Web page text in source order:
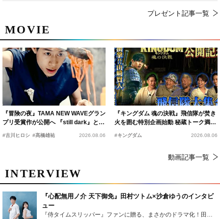
MOVIE
『冒険の夜』TAMA NEW WAVEグラン
プリ受賞作が公開へ 『still dark』と同
時上映決定
#古川ヒロシ #髙橋雄祐 2026.08.06
『キングダム 魂の決戦』飛信隊が焚き
火を囲む特別企画始動 秘蔵トーク満載
の“キングダムキャンプ”開催
#キングダム 2026.08.06
動画記事一覧
INTERVIEW
『心配無用ノ介 天下御免』田村ツトム×沙倉ゆうのインタビ
ュー
『侍タイムスリッパー』ファンに贈る、まさかのドラマ化！田村ツトム×沙倉ゆうのが語る『心配無用ノ介』撮影秘話
プレゼント記事一覧